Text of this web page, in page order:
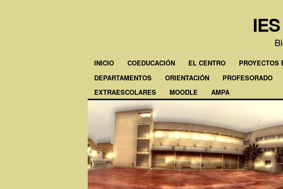
INICIO COEDUCACIÓN EL CENTRO PROYECTOS
DEPARTAMENTOS
ORIENTACIÓN PROFESORADO
EXTRAESCOLARES
MOODLE AMPA